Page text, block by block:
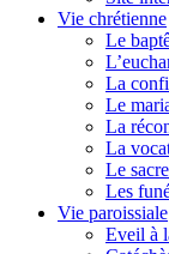
Vie chrétienne
Le
La
Le
La
La
Le
Les
Vie paroissiale
Eveil à